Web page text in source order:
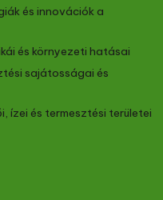
és innovációk a
és környezeti hatásai
sajátosságai és
ízei és termesztési területei